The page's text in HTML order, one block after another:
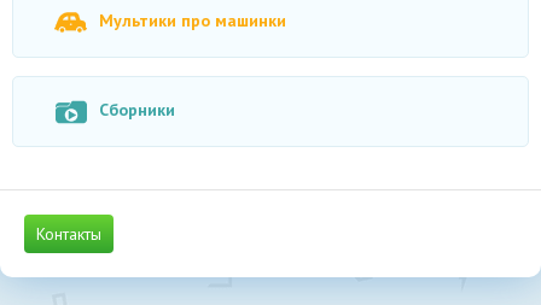
Мультики про машинки
Сборники
Контакты